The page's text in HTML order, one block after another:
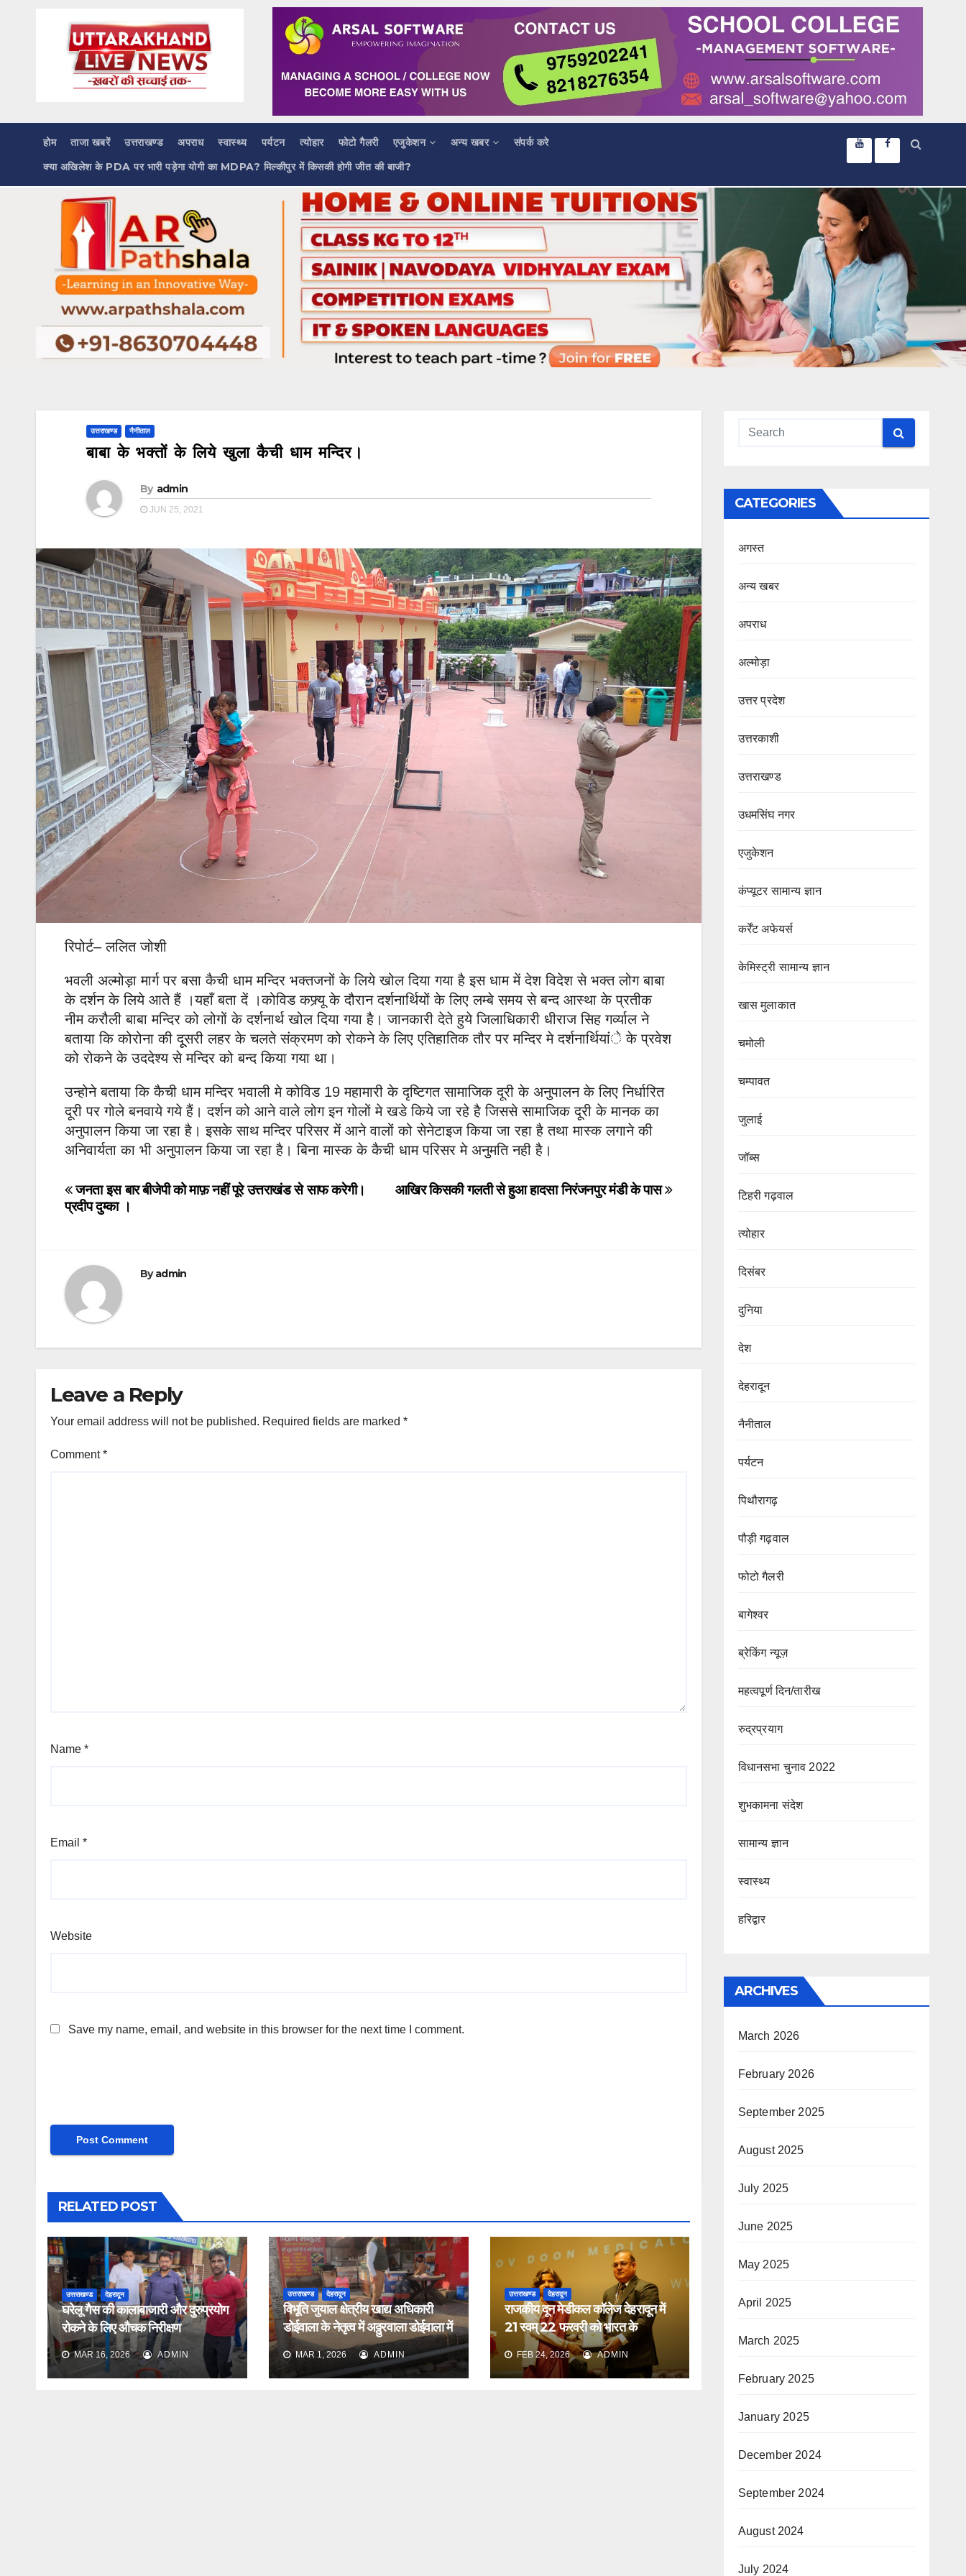
होम ताजा खबरें उत्तराखण्ड अपराध स्वास्थ्य पर्यटन त्योहार फोटो गैलरी एजुकेशन अन्य खबर
संपर्क करे
क्या अखिलेश के PDA पर भारी पड़ेगा योगी का MDPA? मिल्कीपुर में किसकी होगी जीत की बाजी?
उत्तराखण्ड नैनीताल
बाबा के भक्तों के लिये खुला कैची धाम मन्दिर।
By admin
JUN 25, 2021
रिपोर्ट– ललित जोशी
भवली अल्मोड़ा मार्ग पर बसा कैची धाम मन्दिर भक्तजनों के लिये खोल दिया गया है इस धाम में देश विदेश से भक्त लोग बाबा
के दर्शन के लिये आते हैं ।यहाँ बता दें ।कोविड कफ्र्यू के दौरान दर्शनार्थियों के लिए लम्बे समय से बन्द आस्था के प्रतीक
नीम करौली बाबा मन्दिर को लोगों के दर्शनार्थ खोल दिया गया है। जानकारी देते हुये जिलाधिकारी धीराज सिह गर्व्याल ने
बताया कि कोरोना की दूूसरी लहर के चलते संक्रमण को रोकने के लिए एतिहातिक तौर पर मन्दिर मे दर्शनार्थियांे के प्रवेश
को रोकने के उददेश्य से मन्दिर को बन्द किया गया था।
उन्होने बताया कि कैची धाम मन्दिर भवाली मे कोविड 19 महामारी के दृष्टिगत सामाजिक दूरी के अनुपालन के लिए निर्धारित
दूरी पर गोले बनवाये गये हैं। दर्शन को आने वाले लोग इन गोलों मे खडे किये जा रहे है जिससे सामाजिक दूरी के मानक का
अनुपालन किया जा रहा है। इसके साथ मन्दिर परिसर में आने वालों को सेनेटाइज किया जा रहा है तथा मास्क लगाने की
अनिवार्यता का भी अनुपालन किया जा रहा है। बिना मास्क के कैची धाम परिसर मे अनुमति नही है।
Post
navigation
आखिर किसकी गलती से हुआ हादसा निरंजनपुर मंडी के पास
जनता इस बार बीजेपी को माफ़ नहीं पूरे उत्तराखंड से साफ करेगी।
प्रदीप दुम्का ।
Byadmin
Leave a Reply
Your email address will not be published. Required fields are marked *
Comment*
Name *
Email *
Website
Save my name, email, and website in this browser for the next time I comment.
RELATED POST
उत्तराखण्ड देहरादून
घरेलू गैस की कालाबाजारी और दुरुप्रयोग
रोकने के लिए औचक निरीक्षण
MAR 16, 2026 ADMIN
उत्तराखण्ड देहरादून
विभूति जुयाल क्षेत्रीय खाद्य अधिकारी
डोईवाला के नेतृत्व में अठ्ठुरवाला डोईवाला में
औचक निरीक्षण किया
MAR 1, 2026 ADMIN
उत्तराखण्ड देहरादून
राजकीय दून मेडीकल कॉलेज देहरादून में
21 स्वम् 22 फरवरी को भारत के
नेफ्रोलॉजिस्ट द्वारा आयोजित वार्षिक
सम्मेलन
FEB 24, 2026 ADMIN
CATEGORIES
अगस्त
अन्य खबर
अपराध
अल्मोड़ा
उत्तर प्रदेश
उत्तरकाशी
उत्तराखण्ड
उधमसिंघ नगर
एजुकेशन
कंप्यूटर सामान्य ज्ञान
कर्रेंट अफेयर्स
केमिस्ट्री सामान्य ज्ञान
खास मुलाकात
चमोली
चम्पावत
जुलाई
जॉब्स
टिहरी गढ़वाल
त्योहार
दिसंबर
दुनिया
देश
देहरादून
नैनीताल
पर्यटन
पिथौरागढ़
पौड़ी गढ़वाल
फोटो गैलरी
बागेश्वर
ब्रेकिंग न्यूज़
महत्वपूर्ण दिन/तारीख
रुद्रप्रयाग
विधानसभा चुनाव 2022
शुभकामना संदेश
सामान्य ज्ञान
स्वास्थ्य
हरिद्वार
ARCHIVES
March 2026
February 2026
September 2025
August 2025
July 2025
June 2025
May 2025
April 2025
March 2025
February 2025
January 2025
December 2024
September 2024
August 2024
July 2024